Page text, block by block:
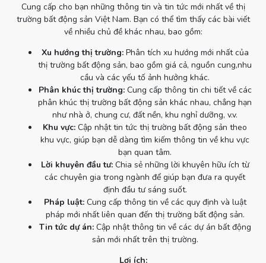
Cung cấp cho bạn những thông tin và tin tức mới nhất về thị
trường bất động sản Việt Nam. Bạn có thể tìm thấy các bài viết
về nhiều chủ đề khác nhau, bao gồm:
Xu hướng thị trường:Phân tích xu hướng mới nhất của
thị trường bất động sản, bao gồm giá cả, nguồn cung,nhu
cầu và các yếu tố ảnh hưởng khác.
Phân khúc thị trường:Cung cấp thông tin chi tiết về các
phân khúc thị trường bất động sản khác nhau, chẳng hạn
như nhà ở, chung cư, đất nền, khu nghỉ dưỡng, v.v.
Khu vực: Cập nhật tin tức thị trường bất động sản theo
khu vực, giúp bạn dễ dàng tìm kiếm thông tin về khu vực
bạn quan tâm.
Lời khuyên đầu tư:Chia sẻ những lời khuyên hữu ích từ
các chuyên gia trong ngành để giúp bạn đưa ra quyết
định đầu tư sáng suốt.
Pháp luật:Cung cấp thông tin về các quy định và luật
pháp mới nhất liên quan đến thị trường bất động sản.
Tin tức dự án:Cập nhật thông tin về các dự án bất động
sản mới nhất trên thị trường.
Lợi ích: